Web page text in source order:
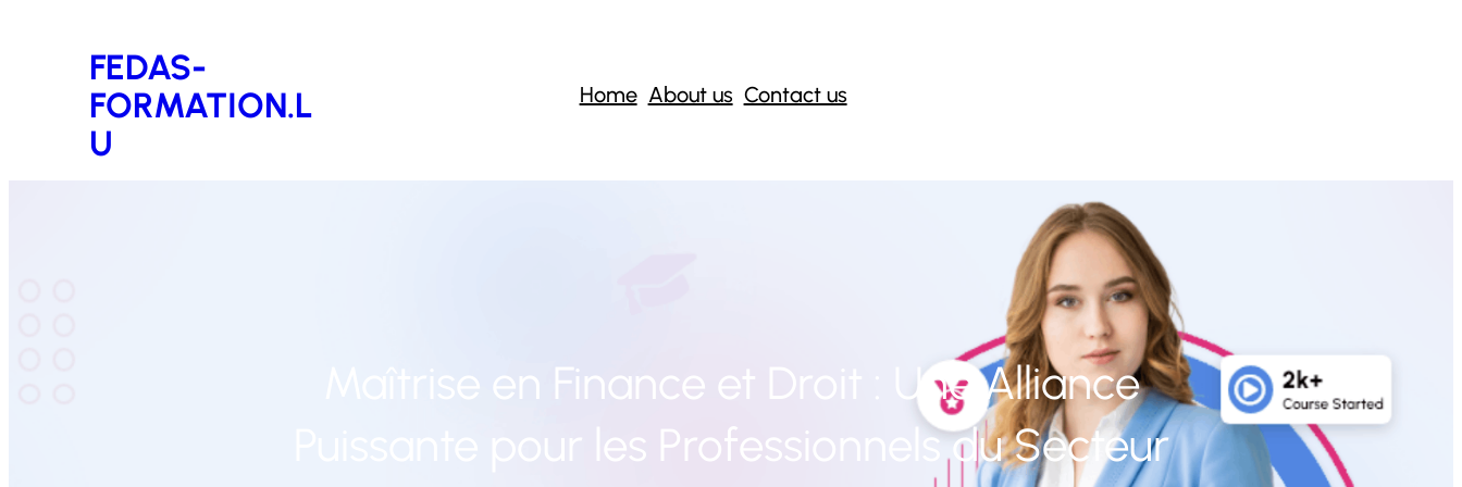
FEDAS-
FORMATION.L
U
Home About us Contact us
Maîtrise en Finance et Droit : Une Alliance
Puissante pour les Professionnels du Secteur